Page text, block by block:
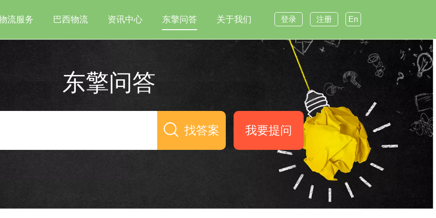
流服务 巴西物流 资讯中心 东擎问答 关于我们 登录 注册 En
东擎问答
找答案 我要提问